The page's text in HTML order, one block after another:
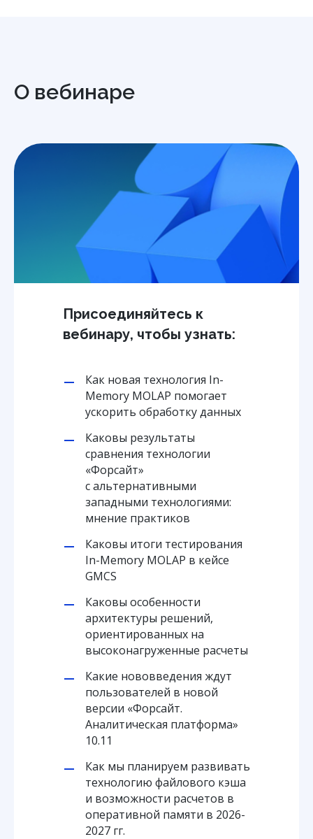
О вебинаре
Присоединяйтесь к
вебинару, чтобы узнать:
Как новая технология In-
Memory MOLAP помогает
ускорить обработку данных
Каковы результаты
сравнения технологии
«Форсайт»
с альтернативными
западными технологиями:
мнение практиков
Каковы итоги тестирования
In-Memory MOLAP в кейсе
GMCS
Каковы особенности
архитектуры решений,
ориентированных на
высоконагруженные расчеты
Какие нововведения ждут
пользователей в новой
версии «Форсайт.
Аналитическая платформа»
10.11
Как мы планируем развивать
технологию файлового кэша
и возможности расчетов в
оперативной памяти в 2026-
2027 гг.